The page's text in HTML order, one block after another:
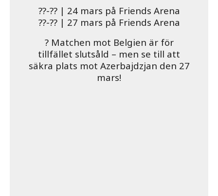
??-?? | 24 mars på Friends Arena
??-?? | 27 mars på Friends Arena
? Matchen mot Belgien är för
tillfället slutsåld – men se till att
säkra plats mot Azerbajdzjan den 27
mars!